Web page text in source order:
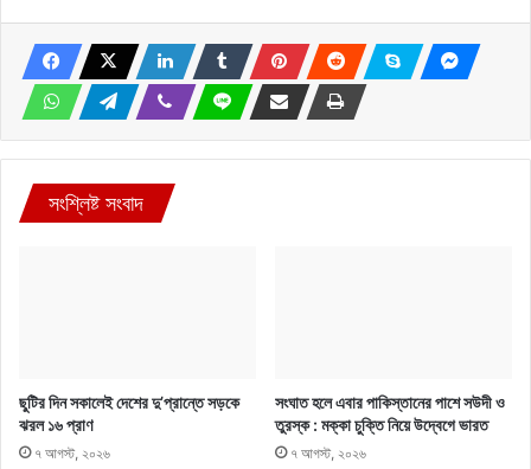
সংশ্লিষ্ট সংবাদ
ছুটির দিন সকালেই দেশের দু’প্রান্তে সড়কে
ঝরল ১৬ প্রাণ
৭ আগস্ট, ২০২৬
সংঘাত হলে এবার পাকিস্তানের পাশে সউদী ও
তুরস্ক : মক্কা চুক্তি নিয়ে উদ্বেগে ভারত
৭ আগস্ট, ২০২৬